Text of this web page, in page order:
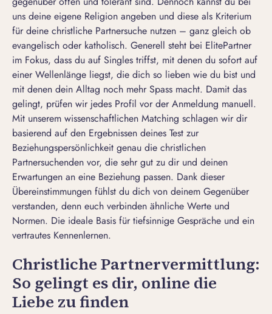
uns deine eigene Religion angeben und diese als Kriterium
für deine christliche Partnersuche nutzen – ganz gleich ob
evangelisch oder katholisch. Generell steht bei ElitePartner
im Fokus, dass du auf Singles triffst, mit denen du sofort auf
einer Wellenlänge liegst, die dich so lieben wie du bist und
mit denen dein Alltag noch mehr Spass macht. Damit das
gelingt, prüfen wir jedes Profil vor der Anmeldung manuell.
Mit unserem wissenschaftlichen Matching schlagen wir dir
basierend auf den Ergebnissen deines Test zur
Beziehungspersönlichkeit genau die christlichen
Partnersuchenden vor, die sehr gut zu dir und deinen
Erwartungen an eine Beziehung passen. Dank dieser
Übereinstimmungen fühlst du dich von deinem Gegenüber
verstanden, denn euch verbinden ähnliche Werte und
Normen. Die ideale Basis für tiefsinnige Gespräche und ein
vertrautes Kennenlernen.
Christliche Partnervermittlung:
So gelingt es dir, online die
Liebe zu finden